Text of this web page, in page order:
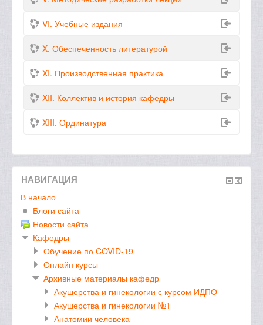
VI. Учебные издания
X. Обеспеченность литературой
XI. Производственная практика
XII. Коллектив и история кафедры
XIII. Ординатура
НАВИГАЦИЯ
В начало
Блоги сайта
Новости сайта
Кафедры
Обучение по COVID-19
Онлайн курсы
Архивные материалы кафедр
Акушерства и гинекологии с курсом ИДПО
Акушерства и гинекологии №1
Анатомии человека